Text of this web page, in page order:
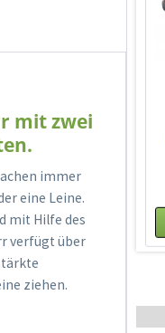
mit zwei
immer
eine Leine.
mit Hilfe des
verfügt über
ziehen.